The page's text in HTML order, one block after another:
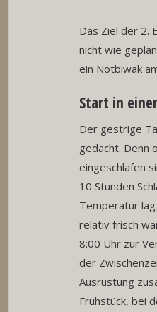
Das Ziel der 2.
nicht wie
ein Notbiwak
Start in
Der gestrige
gedacht. Denn
eingeschlafen
10 Stunden
Temperatur
relativ frisch
8:00 Uhr zur
der
Ausrüstung
Frühstück, bei